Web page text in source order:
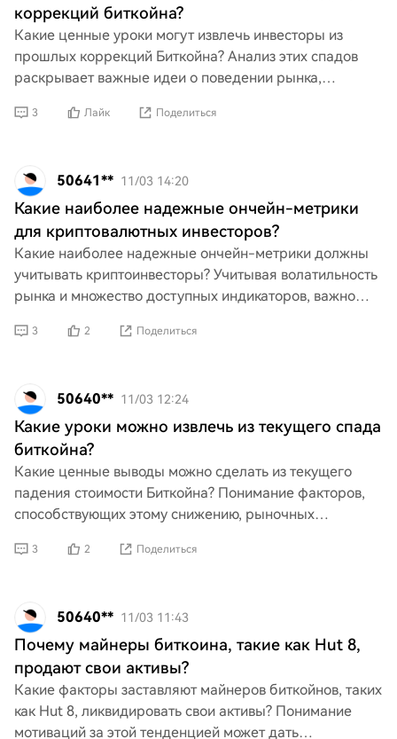
коррекций биткойна?
Какие ценные уроки могут извлечь инвесторы из
прошлых коррекций Биткойна? Анализ этих спадов
раскрывает важные идеи о поведении рынка,
криптовалют. Понимание
3 Лайк Поделиться
50641** 11/03 14:20
Какие наиболее надежные ончейн-метрики
для криптовалютных инвесторов?
Какие наиболее надежные ончейн-метрики должны
учитывать криптоинвесторы? Учитывая волатильность
рынка и множество доступных индикаторов, важно
предоставляют над
3 2 Поделиться
50640** 11/03 12:24
Какие уроки можно извлечь из текущего спада
биткойна?
Какие ценные выводы можно сделать из текущего
падения стоимости Биткойна? Понимание факторов,
способствующих этому снижению, рыночных
предоставить важные уроки
3 2 Поделиться
50640** 11/03 11:43
Почему майнеры биткоина, такие как Hut 8,
продают свои активы?
Какие факторы заставляют майнеров биткойнов, таких
как Hut 8, ликвидировать свои активы? Понимание
мотиваций за этой тенденцией может дать